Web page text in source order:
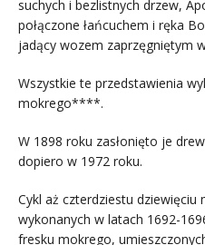
suchych i bezlistnych drzew,
połączone łańcuchem i ręka
jadący wozem zaprzęgniętym
Wszystkie te przedstawienia
mokrego****.
W 1898 roku zasłonięto je
dopiero w 1972 roku.
Cykl aż czterdziestu
wykonanych w latach 1692-
fresku mokrego,